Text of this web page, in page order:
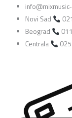
230S
Adapter
napajanje
Novi Sad
Beograd
Centrala